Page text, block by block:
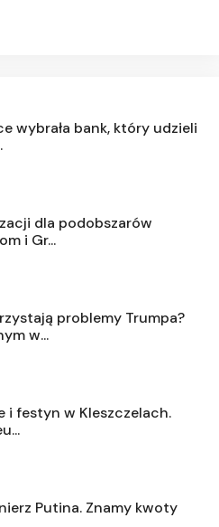
wybrała bank, który udzieli
dla podobszarów
i Gr...
problemy Trumpa?
w...
i festyn w Kleszczelach.
Putina. Znamy kwoty